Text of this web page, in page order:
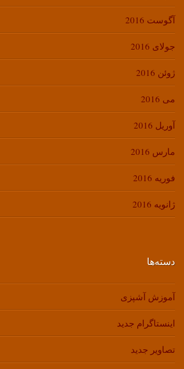
آگوست 2016
جولای 2016
ژوئن 2016
می 2016
آوریل 2016
مارس 2016
فوریه 2016
ژانویه 2016
دسته‌ها
آموزش آشپزی
اینستاگرام جدید
تصاویر جدید